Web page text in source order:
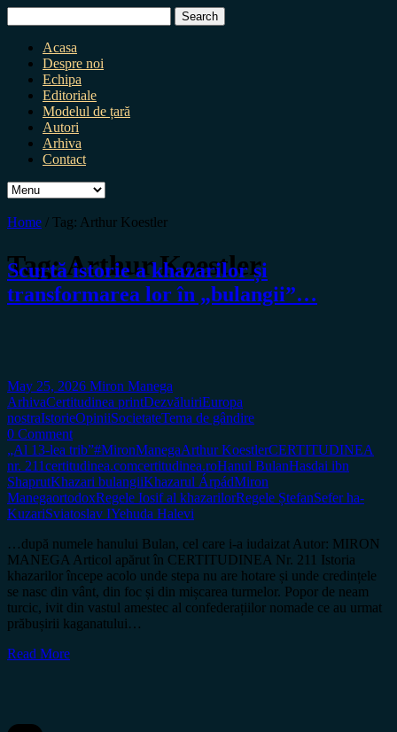
for:
Acasa
Despre noi
Echipa
Editoriale
Modelul de țară
Autori
Arhiva
Contact
Home / Tag: Arthur Koestler
Tag:Arthur Koestler
Scurtă istorie a khazarilor și
transformarea lor în „bulangii”…
May 25, 2026 Miron Manega
ArhivaCertitudinea printDezvăluiriEuropa
nostraIstorieOpiniiSocietateTema de gândire
0 Comment
„Al 13-lea trib”#MironManegaArthur KoestlerCERTITUDINEA
nr. 211certitudinea.comcertitudinea.roHanul BulanHasdai ibn
ShaprutKhazari bulangiiKhazarul ÁrpádMiron
ManegaortodoxRegele Iosif al khazarilorRegele ȘtefanSefer ha-
KuzariSviatoslav IYehuda Halevi
…după numele hanului Bulan, cel care i-a iudaizat Autor: MIRON
MANEGA Articol apărut în CERTITUDINEA Nr. 211 Istoria
khazarilor începe acolo unde stepa nu are hotare și unde credințele
se nasc din vânt, din foc și din mișcarea turmelor. Popor de neam
turcic, ivit din vastul amestec al confederațiilor nomade ce au urmat
prăbușirii kaganatului…
Read More